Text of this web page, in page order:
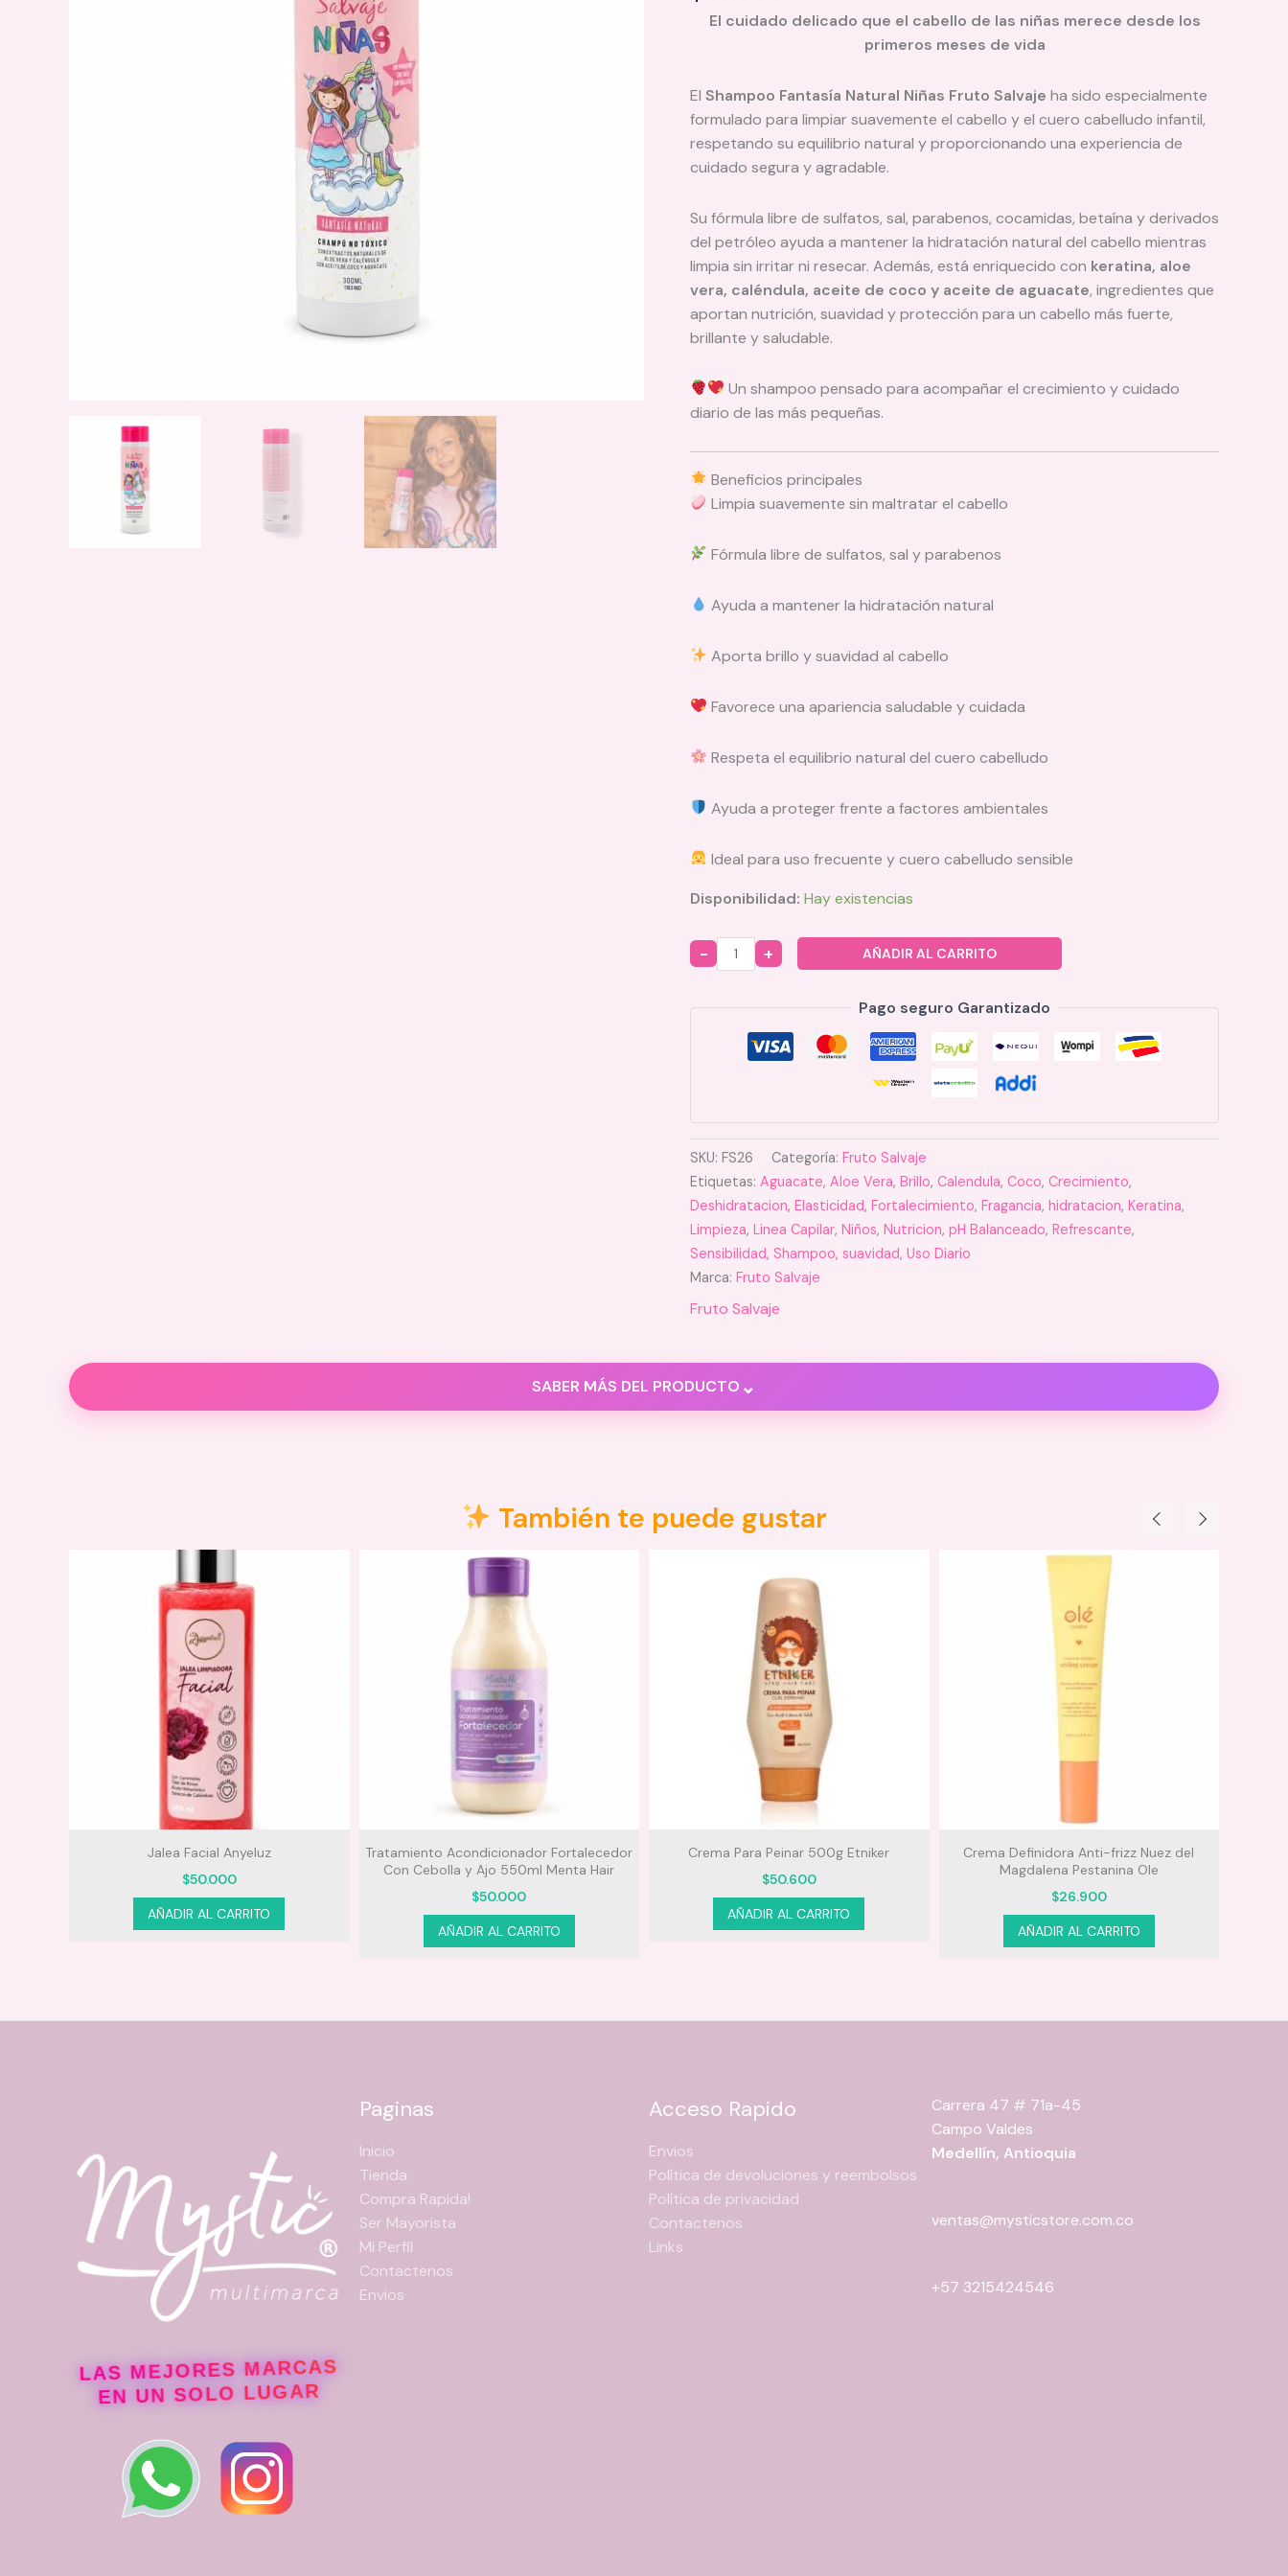
El cuidado delicado que el cabello de las niñas merece desde los
primeros meses de vida
El Shampoo Fantasía Natural Niñas Fruto Salvaje ha sido especialmente
formulado para limpiar suavemente el cabello y el cuero cabelludo infantil,
respetando su equilibrio natural y proporcionando una experiencia de
cuidado segura y agradable.
Su fórmula libre de sulfatos, sal, parabenos, cocamidas, betaína y derivados
del petróleo ayuda a mantener la hidratación natural del cabello mientras
limpia sin irritar ni resecar. Además, está enriquecido con keratina, aloe
vera, caléndula, aceite de coco y aceite de aguacate, ingredientes que
aportan nutrición, suavidad y protección para un cabello más fuerte,
brillante y saludable.
Un shampoo pensado para acompañar el crecimiento y cuidado
diario de las más pequeñas.
Beneficios principales
Limpia suavemente sin maltratar el cabello
Fórmula libre de sulfatos, sal y parabenos
Ayuda a mantener la hidratación natural
Aporta brillo y suavidad al cabello
Favorece una apariencia saludable y cuidada
Respeta el equilibrio natural del cuero cabelludo
Ayuda a proteger frente a factores ambientales
Ideal para uso frecuente y cuero cabelludo sensible
Disponibilidad: Hay existencias
Quantity
AÑADIR AL CARRITO
Pago seguro Garantizado
SKU: FS26 Categoría: Fruto Salvaje
Etiquetas: Aguacate, Aloe Vera, Brillo, Calendula, Coco, Crecimiento,
Deshidratacion, Elasticidad, Fortalecimiento, Fragancia, hidratacion, Keratina,
Limpieza, Linea Capilar, Niños, Nutricion, pH Balanceado, Refrescante,
Sensibilidad, Shampoo, suavidad, Uso Diario
Marca: Fruto Salvaje
Fruto Salvaje
SABER MÁS DEL PRODUCTO ⌄
También te puede gustar
Jalea Facial Anyeluz
$50.000
AÑADIR AL CARRITO
Tratamiento Acondicionador Fortalecedor
Con Cebolla y Ajo 550ml Menta Hair
$50.000
AÑADIR AL CARRITO
Crema Para Peinar 500g Etniker
$50.600
AÑADIR AL CARRITO
Crema Definidora Anti-frizz Nuez del
Magdalena Pestanina Ole
$26.900
AÑADIR AL CARRITO
LAS MEJORES MARCAS
EN UN SOLO LUGAR
Paginas
Inicio
Tienda
Compra Rapida!
Ser Mayorista
Mi Perfil
Contactenos
Envios
Acceso Rapido
Envios
Política de devoluciones y reembolsos
Política de privacidad
Contactenos
Links
Carrera 47 # 71a-45
Campo Valdes
Medellín, Antioquia
ventas@mysticstore.com.co
+57 3215424546